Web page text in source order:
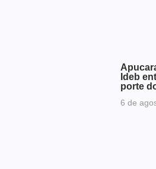
Ideb
porte
6 de